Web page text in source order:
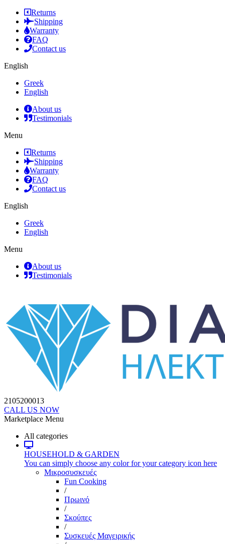
Returns
Shipping
Warranty
FAQ
Contact us
English
Greek
English
About us
Testimonials
Menu
Returns
Shipping
Warranty
FAQ
Contact us
English
Greek
English
Menu
About us
Testimonials
2105200013
CALL US NOW
Marketplace Menu
All categories
HOUSEHOLD & GARDEN
You can simply choose any color for your category icon here
Μικροσυσκευές
Fun Cooking
/
Πρωινό
/
Σκούπες
/
Συσκευές Μαγειρικής